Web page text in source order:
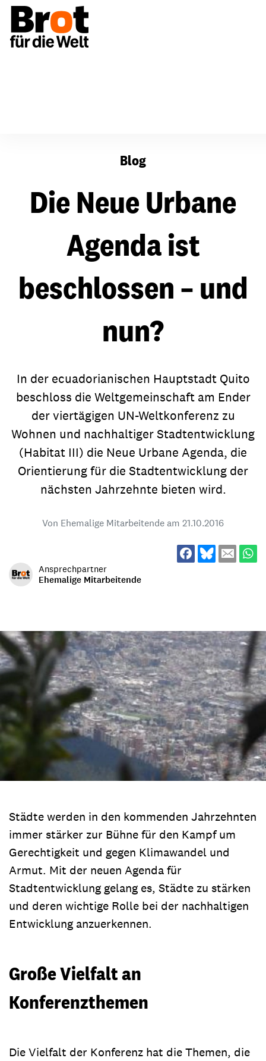
Blog
Die Neue Urbane
Agenda ist
beschlossen – und
nun?
In der ecuadorianischen Hauptstadt Quito
beschloss die Weltgemeinschaft am Ender
der viertägigen UN-Weltkonferenz zu
Wohnen und nachhaltiger Stadtentwicklung
(Habitat III) die Neue Urbane Agenda, die
Orientierung für die Stadtentwicklung der
nächsten Jahrzehnte bieten wird.
Von Ehemalige Mitarbeitende am 21.10.2016
Ansprechpartner
Ehemalige Mitarbeitende
Städte werden in den kommenden Jahrzehnten
immer stärker zur Bühne für den Kampf um
Gerechtigkeit und gegen Klimawandel und
Armut. Mit der neuen Agenda für
Stadtentwicklung gelang es, Städte zu stärken
und deren wichtige Rolle bei der nachhaltigen
Entwicklung anzuerkennen.
Große Vielfalt an
Konferenzthemen
Die Vielfalt der Konferenz hat die Themen, die